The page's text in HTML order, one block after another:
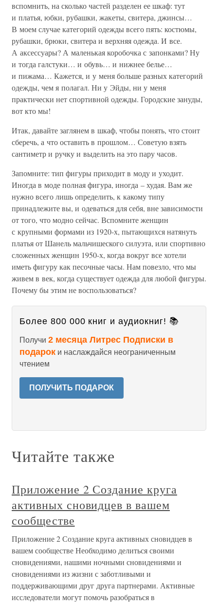
вспомнить, на сколько частей разделен ее шкаф: тут
и платья, юбки, рубашки, жакеты, свитера, джинсы…
В моем случае категорий одежды всего пять: костюмы,
рубашки, брюки, свитера и верхняя одежда. И все.
А аксессуары? А маленькая коробочка с запонками? Ну
и тогда галстуки… и обувь… и нижнее белье…
и пижама… Кажется, и у меня больше разных категорий
одежды, чем я полагал. Ни у Эйды, ни у меня
практически нет спортивной одежды. Городские зануды,
вот кто мы!
Итак, давайте заглянем в шкаф, чтобы понять, что стоит
сберечь, а что оставить в прошлом… Советую взять
сантиметр и ручку и выделить на это пару часов.
Запомните: тип фигуры приходит в моду и уходит.
Иногда в моде полная фигура, иногда – худая. Вам же
нужно всего лишь определить, к какому типу
принадлежите вы, и одеваться для себя, вне зависимости
от того, что модно сейчас. Вспомните женщин
с крупными формами из 1920-х, пытающихся натянуть
платья от Шанель мальчишеского силуэта, или спортивно
сложенных женщин 1950-х, когда вокруг все хотели
иметь фигуру как песочные часы. Нам повезло, что мы
живем в век, когда существует одежда для любой фигуры.
Почему бы этим не воспользоваться?
Более 800 000 книг и аудиокниг! 📚
Получи 2 месяца Литрес Подписки в
подарок и наслаждайся неограниченным
чтением
ПОЛУЧИТЬ ПОДАРОК
Читайте также
Приложение 2 Создание круга
активных сновидцев в вашем
сообществе
Приложение 2 Создание круга активных сновидцев в
вашем сообществе Необходимо делиться своими
сновидениями, нашими ночными сновидениями и
сновидениями из жизни с заботливыми и
поддерживающими друг друга партнерами. Активные
исследователи могут помочь разобраться в